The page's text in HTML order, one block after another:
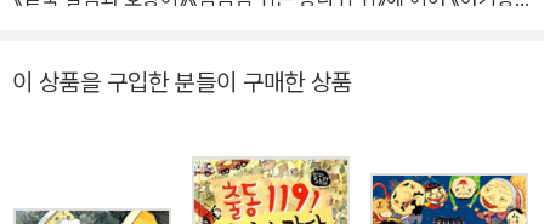
그림과 서정오 선생님의 긴장감 넘치는 글이 만나, 어지러운 세상
설 가운데 하나입니다. 영웅이 태어나 온갖 어려움을 겪은 끝에
죽음에 이르는 과정을 보여 주지만, 그 죽음은 끝이 아니라 새로
이 상품을 구입한 분들이 구매한 상품